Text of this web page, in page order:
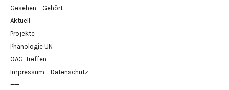
Gesehen – Gehört
Aktuell
Projekte
Phänologie UN
OAG-Treffen
Impressum – Datenschutz
——